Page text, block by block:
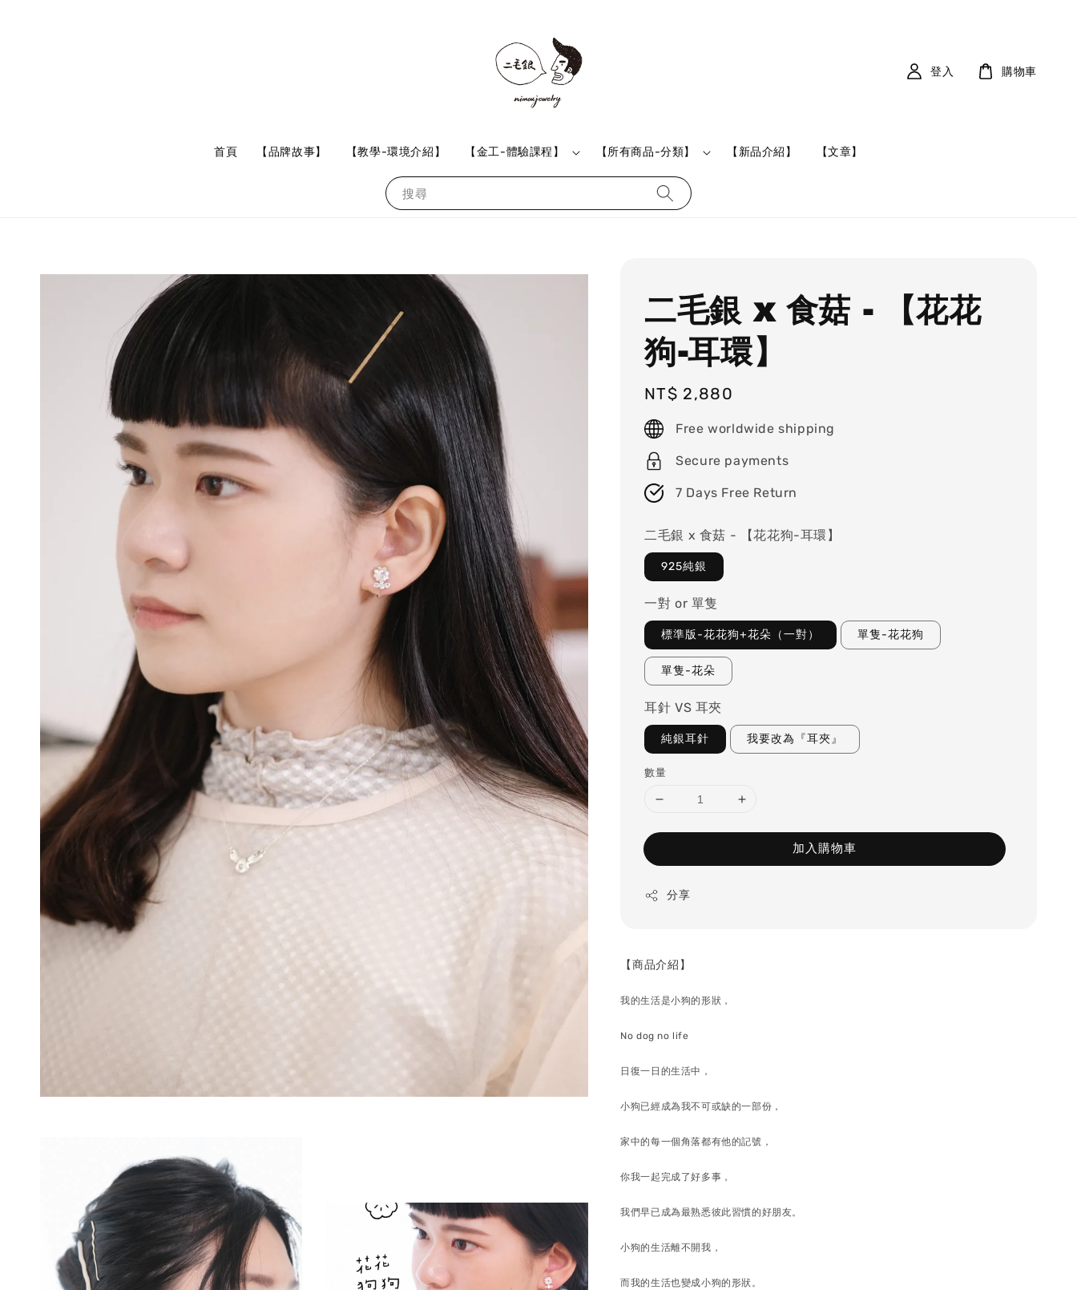
搜尋
首頁 【品牌故事】 【教學-環境介紹】 【金工-體驗課程】 【所有商品-分類】 【新品介紹】 【文章】
登入 購物車
二毛銀 x 食菇 - 【花花
狗-耳環】
Regular
price
NT$ 2,880
Free worldwide shipping
Secure payments
7 Days Free Return
二毛銀 x 食菇 - 【花花狗-耳環】
925純銀
一對 or 單隻
標準版-花花狗+花朵（一對） 單隻-花花狗
單隻-花朵
耳針 VS 耳夾
純銀耳針 我要改為『耳夾』
數量
加入購物車
分享
【商品介紹】
我的生活是小狗的形狀，
No dog no life
日復一日的生活中，
小狗已經成為我不可或缺的一部份，
家中的每一個角落都有他的記號，
你我一起完成了好多事，
我們早已成為最熟悉彼此習慣的好朋友。
小狗的生活離不開我，
而我的生活也變成小狗的形狀。